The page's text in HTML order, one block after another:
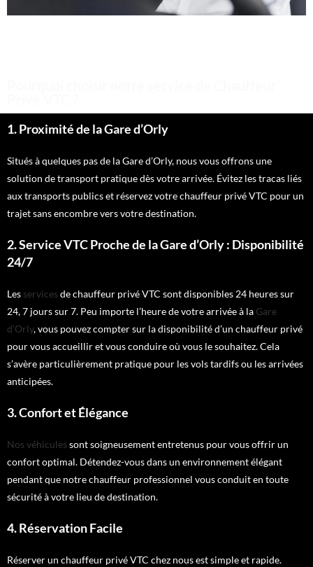
1. Proximité de la Gare d’Orly
Situés à quelques pas de la Gare d’Orly, nous vous offrons une
solution de transport pratique dès votre arrivée. Évitez les tracas liés
aux transports publics et réservez votre chauffeur privé VTC pour un
trajet sans encombre vers votre destination.
2. Service VTC Proche de la Gare d’Orly : Disponibilité
24/7
Les services de chauffeur privé VTC sont disponibles 24 heures sur
24, 7 jours sur 7. Peu importe l’heure de votre arrivée à la Gare
d’Orly, vous pouvez compter sur la disponibilité d’un chauffeur privé
pour vous accueillir et vous conduire où vous le souhaitez. Cela
s’avère particulièrement pratique pour les vols tardifs ou les arrivées
anticipées.
3. Confort et Élégance
Nos véhicules sont soigneusement entretenus pour vous offrir un
confort optimal. Détendez-vous dans un environnement élégant
pendant que notre chauffeur professionnel vous conduit en toute
sécurité à votre lieu de destination.
4. Réservation Facile
Réserver un chauffeur privé VTC chez nous est simple et rapide.